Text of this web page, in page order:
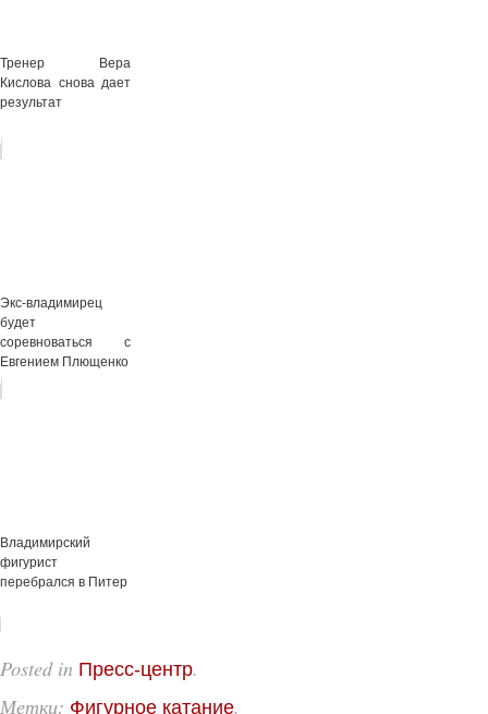
Тренер Вера
Кислова снова дает
результат
Экс-владимирец
будет
соревноваться с
Евгением Плющенко
Владимирский
фигурист
перебрался в Питер
Posted in Пресс-центр.
Метки: Фигурное катание.